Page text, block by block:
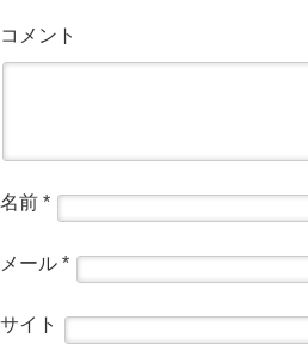
コメント
名前 *
メール *
サイト